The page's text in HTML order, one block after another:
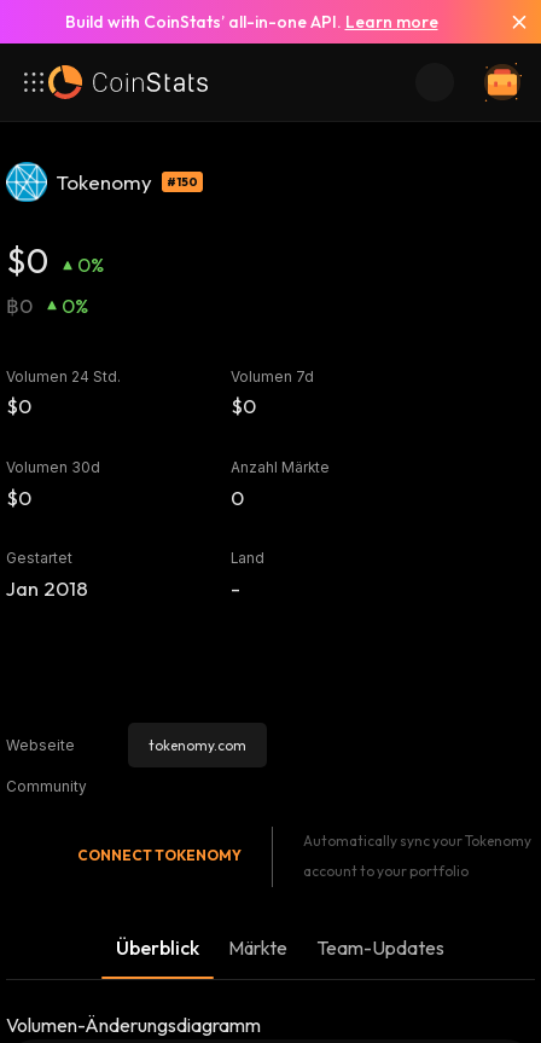
Build with CoinStats’ all-in-one API. Learn more
Tokenomy #150
$0
0%
฿0
0%
Volumen 24 Std.
$0
Volumen 7d
$0
Volumen 30d
$0
Anzahl Märkte
0
Gestartet
Jan 2018
Land
-
Webseite tokenomy.com
Community
CONNECTTOKENOMY
Automatically sync your Tokenomy
account to your portfolio
Überblick Märkte Team-Updates
Volumen-Änderungsdiagramm